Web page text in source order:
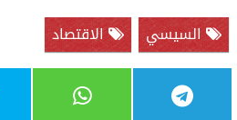
السيسي
الاقتصاد